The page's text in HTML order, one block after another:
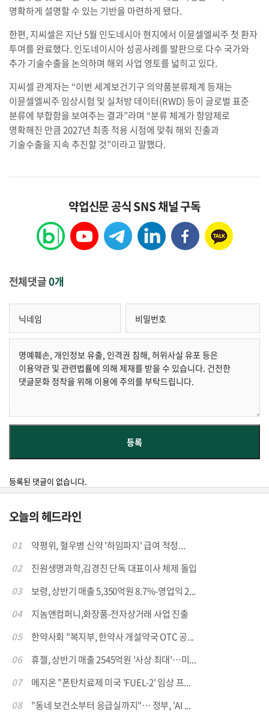
명확하게 설명할 수 있는 기반을 마련하게 됐다.
한편, 지씨셀은 지난 5월 인도네시아 현지에서 이뮨셀엘씨주 첫 환자
투여를 완료했다. 인도네이시아 성공사례를 발판으로 다수 국가와
추가 기술수출을 논의하며 해외 사업 영토를 넓히고 있다.
지씨셀 관계자는 “이번 세계보건기구 의약품분류체계 등재는
이뮨셀엘씨주 임상시험 및 실처방 데이터(RWD) 등이 글로벌 표준
분류에 부합함을 보여주는 결과”라며 “분류 체계가 항암제로
명확해진 만큼 2027년 최종 적용 시점에 맞춰 해외 진출과
기술수출을 지속 추진할 것”이라고 말했다.
약업신문 공식 SNS 채널 구독
전체댓글0개
등록된 댓글이 없습니다.
오늘의 헤드라인
01
약평위, 혈우병 신약 '하임파지' 급여 적정...
02
진원생명과학,김경진 단독 대표이사 체제 돌입
03
보령, 상반기 매출 5,350억원 8.7%-영업익 2...
04
지놈앤컴퍼니,화장품-전자상거래 사업 진출
05
한약사회 "복지부, 한약사 개설약국 OTC 공...
06
휴젤, 상반기 매출 2545억원 '사상 최대'…미...
07
메지온 "폰탄치료제 미국 'FUEL-2' 임상 프...
08
"동네 보건소부터 응급실까지"… 정부, 'AI ...